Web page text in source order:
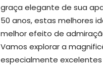
graça elegante de sua
50 anos, estas melhores
melhor efeito de
Vamos explorar a
especialmente